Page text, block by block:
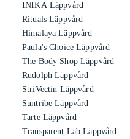
INIKA Läppvård
Rituals Läppvård
Himalaya Läppvård
Paula's Choice Läppvård
The Body Shop Läppvård
Rudolph Läppvård
StriVectin Läppvård
Suntribe Läppvård
Tarte Läppvård
Transparent Lab Läppvård